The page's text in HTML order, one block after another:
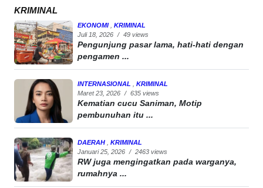
KRIMINAL
EKONOMI
KRIMINAL
Juli 18, 2026 / 49 views
Pengunjung pasar lama, hati-hati dengan
pengamen ...
INTERNASIONAL
KRIMINAL
Maret 23, 2026 / 635 views
Kematian cucu Saniman, Motip
pembunuhan itu ...
DAERAH
KRIMINAL
Januari 25, 2026 / 2463 views
RW juga mengingatkan pada warganya,
rumahnya ...